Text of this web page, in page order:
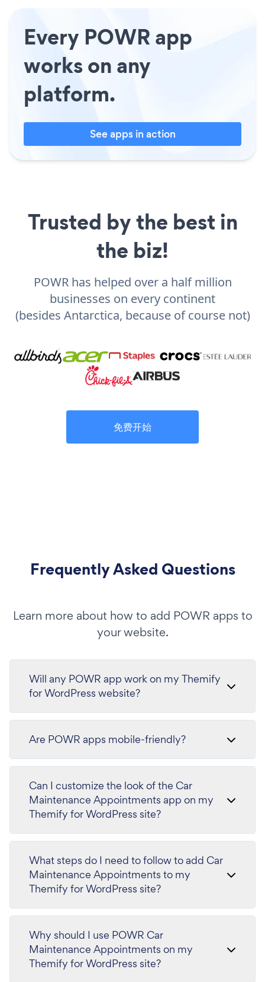
Every POWR app
works on any
platform.
See apps in action
Trusted by the best in
the biz!
POWR has helped over a half million
businesses on every continent
(besides Antarctica, because of course not)
免费开始
Frequently Asked Questions
Learn more about how to add POWR apps to
your website.
Will any POWR app work on my Themify
for WordPress website?
Are POWR apps mobile-friendly?
Can I customize the look of the Car
Maintenance Appointments app on my
Themify for WordPress site?
What steps do I need to follow to add Car
Maintenance Appointments to my
Themify for WordPress site?
Why should I use POWR Car
Maintenance Appointments on my
Themify for WordPress site?